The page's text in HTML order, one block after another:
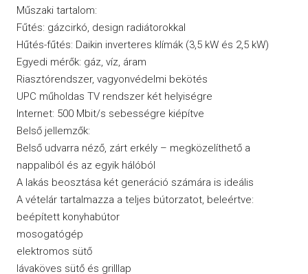
Műszaki tartalom:
Fűtés: gázcirkó, design radiátorokkal
Hűtés-fűtés: Daikin inverteres klímák (3,5 kW és 2,5 kW)
Egyedi mérők: gáz, víz, áram
Riasztórendszer, vagyonvédelmi bekötés
UPC műholdas TV rendszer két helyiségre
Internet: 500 Mbit/s sebességre kiépítve
Belső jellemzők:
Belső udvarra néző, zárt erkély – megközelíthető a
nappaliból és az egyik hálóból
A lakás beosztása két generáció számára is ideális
A vételár tartalmazza a teljes bútorzatot, beleértve:
beépített konyhabútor
mosogatógép
elektromos sütő
lávaköves sütő és grilllap